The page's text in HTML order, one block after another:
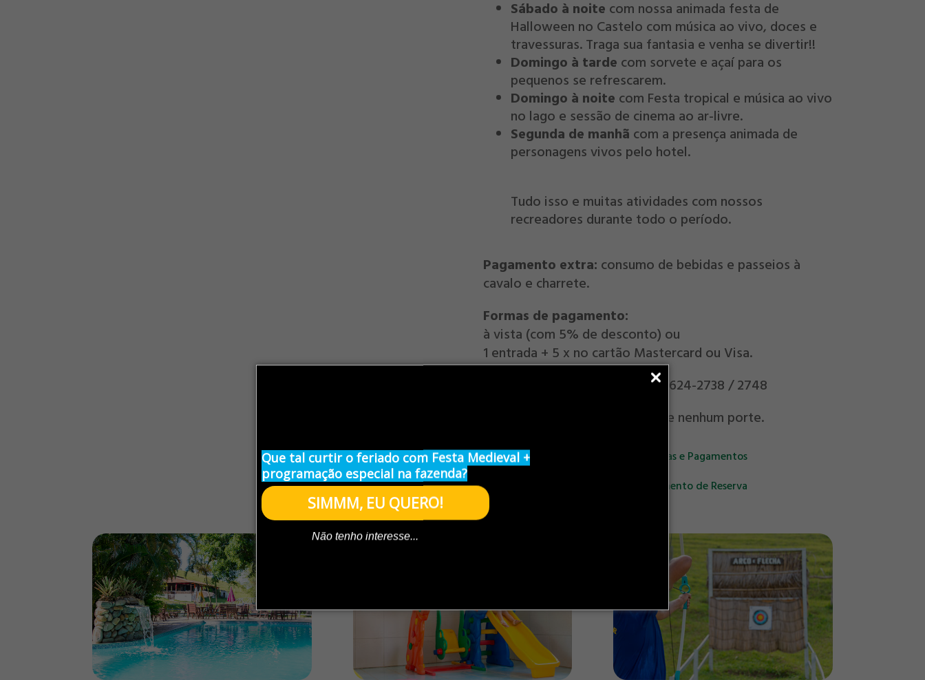
Que tal curtir o feriado com Festa Medieval +
programação especial na fazenda?
SIMMM, EU QUERO!
Não tenho interesse...
Sábado à noite com nossa animada festa de
Halloween no Castelo com música ao vivo, doces e
travessuras. Traga sua fantasia e venha se divertir!!
Domingo à tarde com sorvete e açaí para os
pequenos se refrescarem.
Domingo à noite com Festa tropical e música ao vivo
no lago e sessão de cinema ao ar-livre.
Segunda de manhã com a presença animada de
personagens vivos pelo hotel.
Tudo isso e muitas atividades com nossos
recreadores durante todo o período.
Pagamento extra: consumo de bebidas e passeios à
cavalo e charrete.
Formas de pagamento:
à vista (com 5% de desconto) ou
1 entrada + 5 x no cartão Mastercard ou Visa.
: (21) 3624-2738 / 2748
Não aceitamos animais de nenhum porte.
Condições de Reservas e Pagamentos
Política de Cancelamento de Reserva